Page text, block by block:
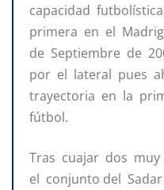
capacidad
primera en el
de Septiembre de
por el lateral pues
trayectoria en la
fútbol.
Tras cuajar dos
el conjunto del